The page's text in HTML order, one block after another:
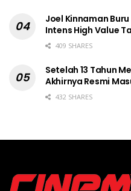
Joel Kinnaman
Intens High Value
409 SHARES
Setelah 13 Tahun
Akhirnya Resmi
432 SHARES